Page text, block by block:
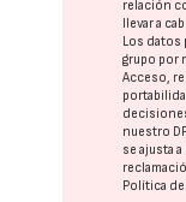
relación
llevar a
Los datos
grupo por
Acceso,
nuestro
se ajusta
Política